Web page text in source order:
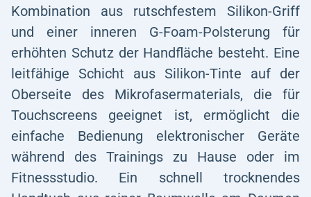
Kombination aus rutschfestem Silikon-Griff
und einer inneren G-Foam-Polsterung für
erhöhten Schutz der Handfläche besteht. Eine
leitfähige Schicht aus Silikon-Tinte auf der
Oberseite des Mikrofasermaterials, die für
Touchscreens geeignet ist, ermöglicht die
einfache Bedienung elektronischer Geräte
während des Trainings zu Hause oder im
Fitnessstudio. Ein schnell trocknendes